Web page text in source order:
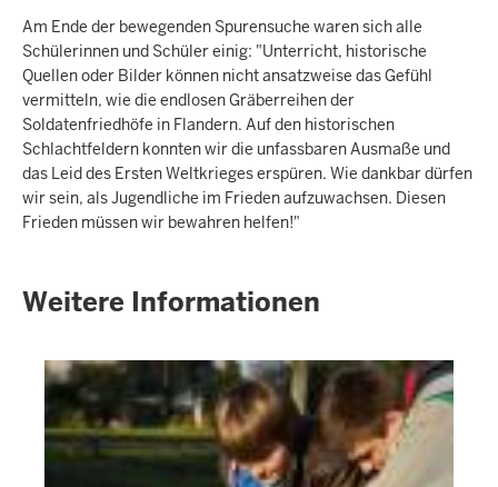
Am Ende der bewegenden Spurensuche waren sich alle
Schülerinnen und Schüler einig: "Unterricht, historische
Quellen oder Bilder können nicht ansatzweise das Gefühl
vermitteln, wie die endlosen Gräberreihen der
Soldatenfriedhöfe in Flandern. Auf den historischen
Schlachtfeldern konnten wir die unfassbaren Ausmaße und
das Leid des Ersten Weltkrieges erspüren. Wie dankbar dürfen
wir sein, als Jugendliche im Frieden aufzuwachsen. Diesen
Frieden müssen wir bewahren helfen!"
Weitere Informationen